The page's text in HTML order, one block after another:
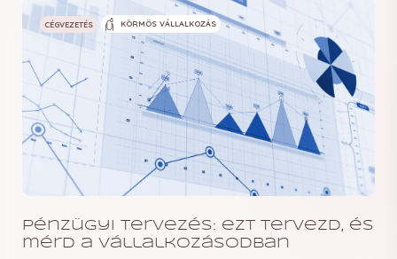
CÉGVEZETÉS KÖRMÖS VÁLLALKOZÁS
Pénzügyi tervezés: ezt tervezd, és
mérd a vállalkozásodban